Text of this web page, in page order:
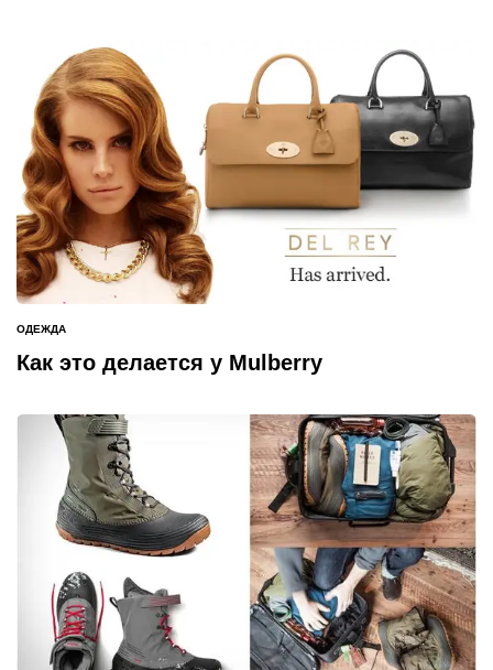
ОПУБЛИКОВАНО
В
ОДЕЖДА
Как это делается у Mulberry